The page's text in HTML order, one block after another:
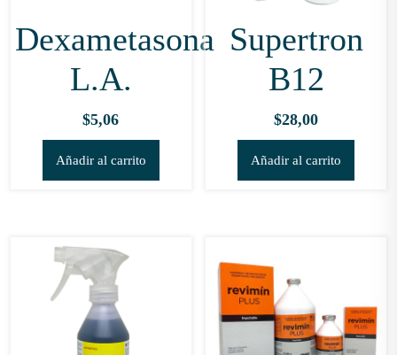
Dexametasona
L.A.
$5,06
Añadir al carrito
Supertron
B12
$28,00
Añadir al carrito